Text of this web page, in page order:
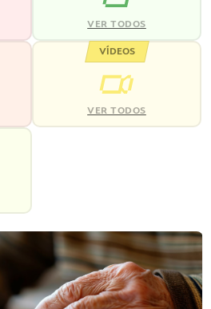
VER TODOS
VÍDEOS
VER TODOS